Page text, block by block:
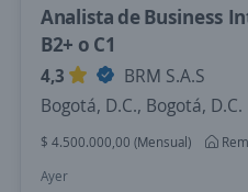
Analista de Business
B2+ o C1
4,3
BRM S.A.S
Bogotá, D.C., Bogotá, D.C.
$ 4.500.000,00 (Mensual)
Ayer